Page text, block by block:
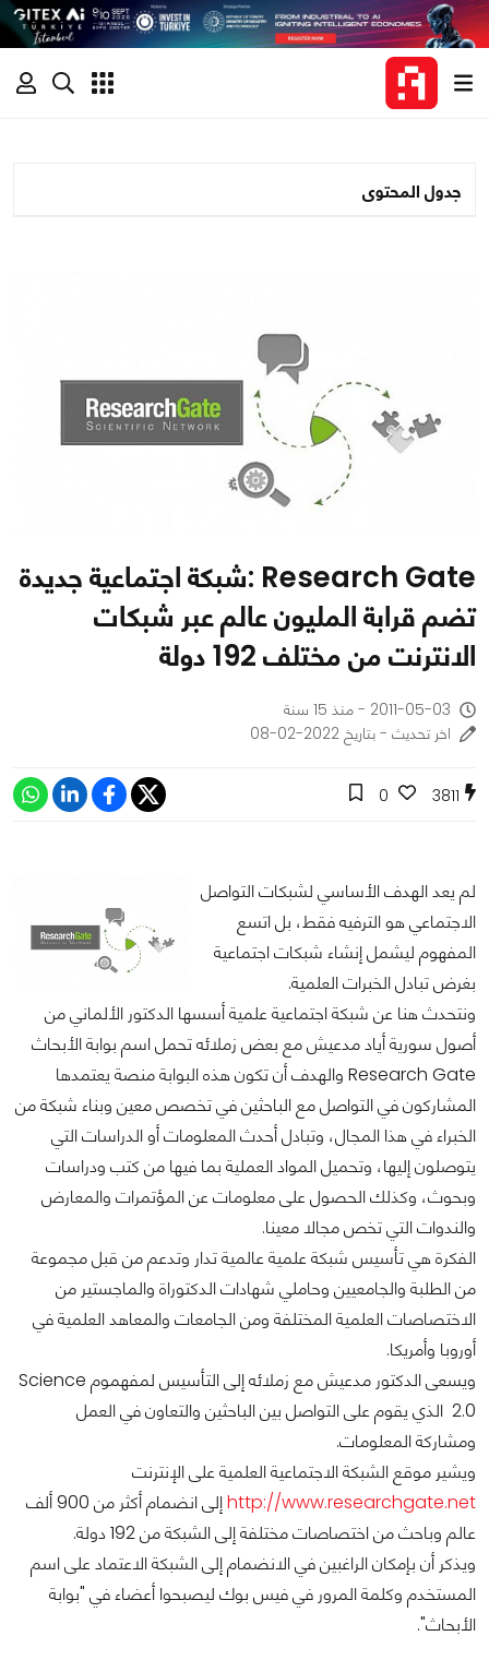
جدول المحتوى
Research Gate :شبكة اجتماعية جديدة
تضم قرابة المليون عالم عبر شبكات
الانترنت من مختلف 192 دولة
2011-05-03 - منذ 15 سنة
اخر تحديث - بتاريخ 2022-02-08
3811
0
لم يعد الهدف الأساسي لشبكات التواصل
الاجتماعي هو الترفيه فقط، بل اتسع
المفهوم ليشمل إنشاء شبكات اجتماعية
بغرض تبادل الخبرات العلمية.
ونتحدث هنا عن شبكة اجتماعية علمية أسسها الدكتور الألماني من
أصول سورية أياد مدعيش مع بعض زملائه تحمل اسم بوابة الأبحاث
Research Gate والهدف أن تكون هذه البوابة منصة يعتمدها
المشاركون في التواصل مع الباحثين في تخصص معين وبناء شبكة من
الخبراء في هذا المجال، وتبادل أحدث المعلومات أو الدراسات التي
يتوصلون إليها، وتحميل المواد العملية بما فيها من كتب ودراسات
وبحوث، وكذلك الحصول على معلومات عن المؤتمرات والمعارض
والندوات التي تخص مجالا معينا.
الفكرة هي تأسيس شبكة علمية عالمية تدار وتدعم من قبل مجموعة
من الطلبة والجامعيين وحاملي شهادات الدكتوراة والماجستير من
الاختصاصات العلمية المختلفة ومن الجامعات والمعاهد العلمية في
أوروبا وأمريكا.
ويسعى الدكتور مدعيش مع زملائه إلى التأسيس لمفهموم Science
2.0 الذي يقوم على التواصل بين الباحثين والتعاون في العمل
ومشاركة المعلومات.
ويشير موقع الشبكة الاجتماعية العلمية على الإنترنت
http://www.researchgate.net
إلى انضمام أكثر من 900 ألف
عالم وباحث من اختصاصات مختلفة إلى الشبكة من 192 دولة.
ويذكر أن بإمكان الراغبين في الانضمام إلى الشبكة الاعتماد على اسم
المستخدم وكلمة المرور في فيس بوك ليصبحوا أعضاء في "بوابة
الأبحاث".